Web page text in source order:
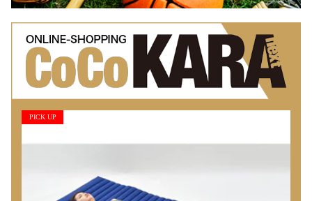
PICK UP